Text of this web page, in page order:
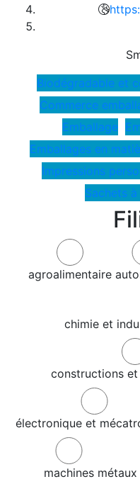
agroalimentaire
chimie et
constructions
électronique et
machines
Biodégradable et
Commerce
Emballage
Emballages en
Impressions
Sachets